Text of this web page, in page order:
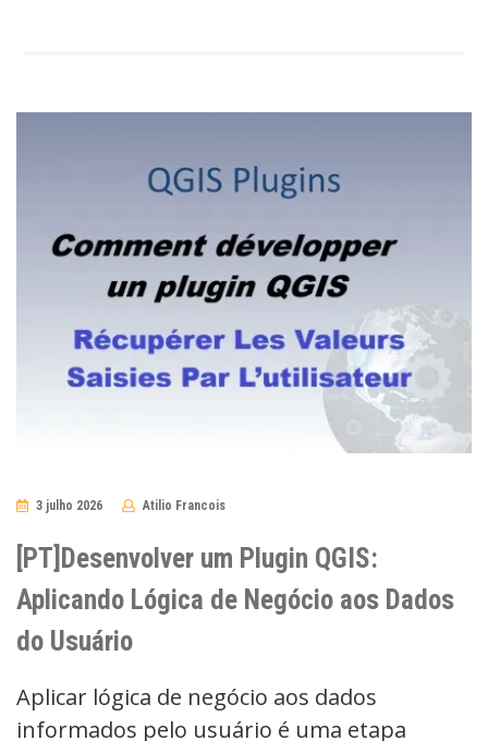
3 julho 2026 Atilio Francois
[PT]Desenvolver um Plugin QGIS:
Aplicando Lógica de Negócio aos Dados
do Usuário
Aplicar lógica de negócio aos dados
informados pelo usuário é uma etapa